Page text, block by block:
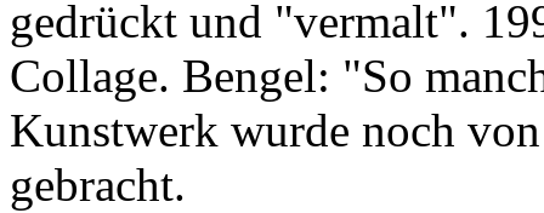
gedrückt und "vermalt".
Collage. Bengel: "So
Kunstwerk wurde noch
gebracht.